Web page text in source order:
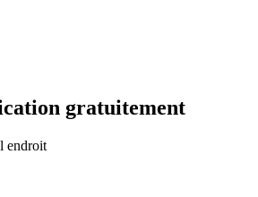
gratuitement
endroit